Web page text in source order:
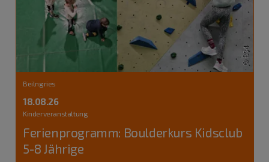
Beilngries
18.08.26
Kinderveranstaltung
Ferienprogramm: Boulderkurs Kidsclub
5-8 Jährige